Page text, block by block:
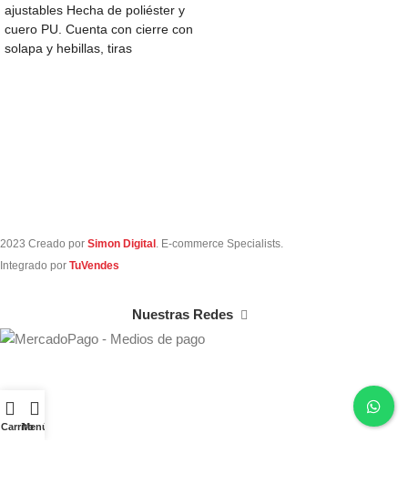
ajustables Hecha de poliéster y
cuero PU. Cuenta con cierre con
solapa y hebillas, tiras
2023 Creado por Simon Digital . E-commerce Specialists.
Integrado por TuVendes
Nuestras Redes
CarritoMenú